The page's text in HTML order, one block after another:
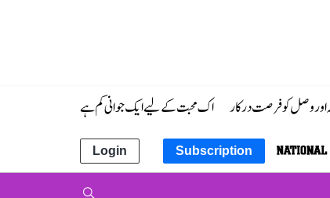
اور وصل کو فرصت درکار اک محبت کے لیے ایک جوانی کم ہے
Subscription
Login